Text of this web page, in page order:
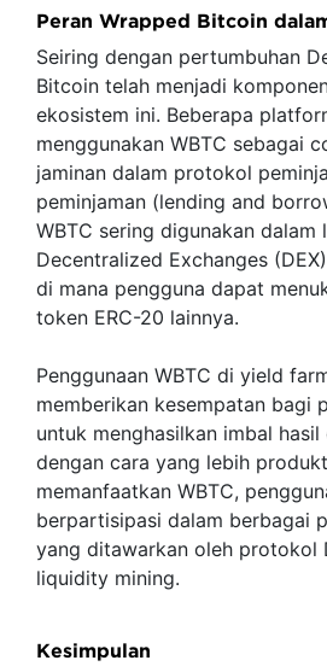
Peran Wrapped Bitcoin
Seiring dengan pertumbuhan
Bitcoin telah menjadi
ekosistem ini. Beberapa
menggunakan WBTC sebagai
jaminan dalam protokol
peminjaman (lending and
WBTC sering digunakan dalam
Decentralized Exchanges
di mana pengguna dapat
token ERC-20 lainnya.
Penggunaan WBTC di yield
memberikan kesempatan bagi
untuk menghasilkan imbal
dengan cara yang lebih
memanfaatkan WBTC,
berpartisipasi dalam berbagai
yang ditawarkan oleh protokol
liquidity mining.
Kesimpulan